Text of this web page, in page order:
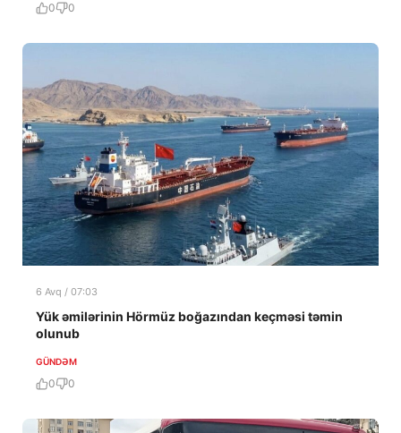
0 0
6 Avq / 07:03
Yük əmilərinin Hörmüz boğazından keçməsi təmin
olunub
GÜNDƏM
0 0